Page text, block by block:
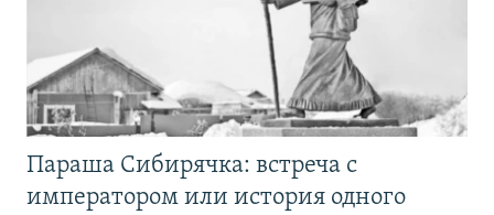
Параша Сибирячка: встреча с
императором или история одного